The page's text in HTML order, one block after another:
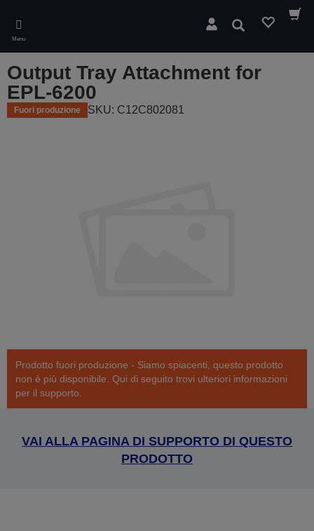
main
content
Menu
Cerca
Output Tray Attachment for
EPL-6200
Fuori produzione SKU: C12C802081
Prodotto fuori produzione - Siamo spiacenti, questo prodotto
non è più disponibile. Qui di seguito trovi ulteriori informazioni
per il supporto.
VAI ALLA PAGINA DI SUPPORTO DI QUESTO
PRODOTTO